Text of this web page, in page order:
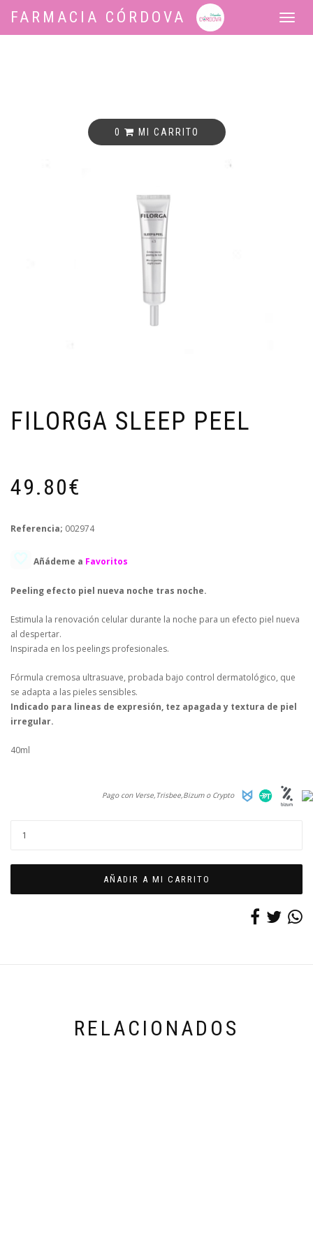
FARMACIA CÓRDOVA
0 MI CARRITO
FILORGA SLEEP PEEL
49.80€
Referencia; 002974
Añádeme a Favoritos
Peeling efecto piel nueva noche tras noche.
Estimula la renovación celular durante la noche para un efecto piel nueva
al despertar.
Inspirada en los peelings profesionales.
Fórmula cremosa ultrasuave, probada bajo control dermatológico, que
se adapta a las pieles sensibles.
Indicado para lineas de expresión, tez apagada y textura de piel
irregular.
40ml
Pago con Verse,Trisbee,Bizum o Crypto
AÑADIR A MI CARRITO
RELACIONADOS